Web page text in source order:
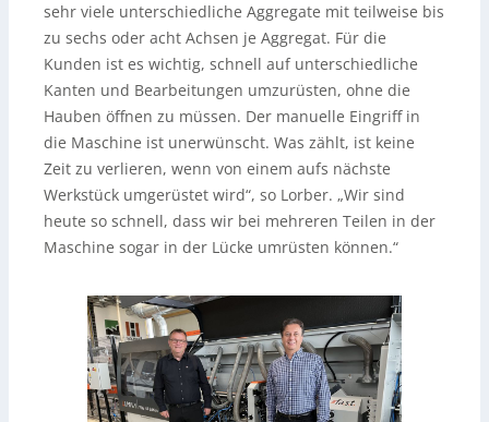
sehr viele unterschiedliche Aggregate mit teilweise bis
zu sechs oder acht Achsen je Aggregat. Für die
Kunden ist es wichtig, schnell auf unterschiedliche
Kanten und Bearbeitungen umzurüsten, ohne die
Hauben öffnen zu müssen. Der manuelle Eingriff in
die Maschine ist unerwünscht. Was zählt, ist keine
Zeit zu verlieren, wenn von einem aufs nächste
Werkstück umgerüstet wird“, so Lorber. „Wir sind
heute so schnell, dass wir bei mehreren Teilen in der
Maschine sogar in der Lücke umrüsten können.“